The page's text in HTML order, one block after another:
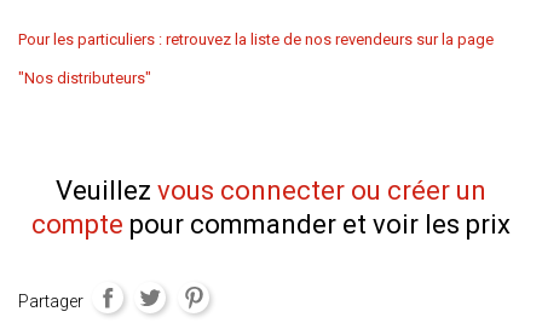
Pour les particuliers : retrouvez la liste de nos revendeurs sur la page
"Nos distributeurs"
Veuillez vous connecter ou créer un
compte pour commander et voir les prix
Partager